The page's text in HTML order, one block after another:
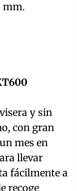
mm.
y sin
con gran
mes en
llevar
fácilmente a
recoge